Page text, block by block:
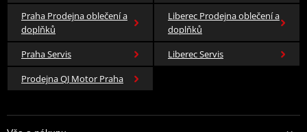
Praha Prodejna oblečení a
doplňků
Liberec Prodejna oblečení a
doplňků
Praha Servis
Liberec Servis
Prodejna QJ Motor Praha